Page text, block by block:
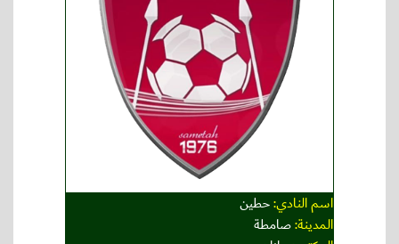
اسم النادي:حطين
المدينة:صامطة